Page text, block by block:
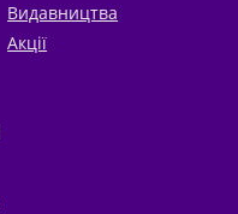
Видавництва
Акції